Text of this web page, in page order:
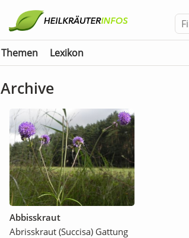
Themen Lexikon
Archive
Abbisskraut
Abrisskraut (Succisa) Gattung